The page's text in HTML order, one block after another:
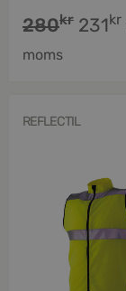
280kr 231kr
moms
REFLECTIL